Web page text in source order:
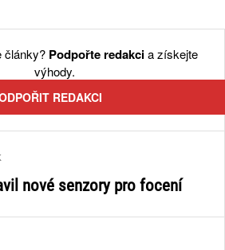
články? Podpořte redakcia získejte
výhody.
REDAKCI
nové senzory pro focení